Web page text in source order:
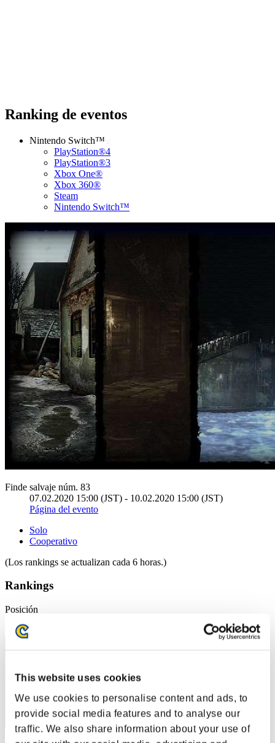
This website uses cookies
We use cookies to personalise content and ads, to
provide social media features and to analyse our
traffic. We also share information about your use of
Ranking de eventos
Nintendo Switch™
PlayStation®4
PlayStation®3
Xbox One®
Xbox 360®
Steam
Nintendo Switch™
Finde salvaje núm. 83
07.02.2020 15:00 (JST) - 10.02.2020 15:00 (JST)
Página del evento
Solo
Cooperativo
(Los rankings se actualizan cada 6 horas.)
Rankings
Posición